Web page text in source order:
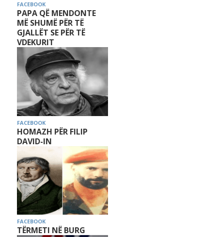
FACEBOOK
PAPA QË MENDONTE
MË SHUMË PËR TË
GJALLËT SE PËR TË
VDEKURIT
FACEBOOK
HOMAZH PËR FILIP
DAVID-IN
FACEBOOK
TËRMETI NË BURG